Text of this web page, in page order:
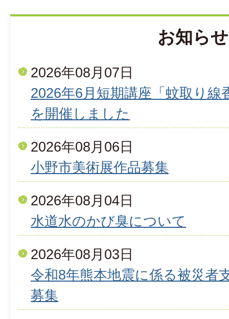
お知らせ
2026年08月07日
2026年6月短期講座「蚊取り
を開催しました
2026年08月06日
小野市美術展作品募集
2026年08月04日
水道水のかび臭について
2026年08月03日
令和8年熊本地震に係る被災者
募集